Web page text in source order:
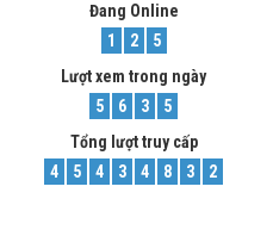
Đang Online
1
2
5
Lượt xem trong ngày
5
6 3
5
Tổng lượt truy cấp
4
5 4 3 4 8 3 2